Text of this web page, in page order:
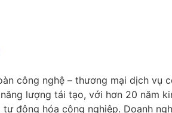
công nghệ – thương mại dịch
lượng tái tạo, với hơn 20 năm
tự động hóa công nghiệp. Doanh